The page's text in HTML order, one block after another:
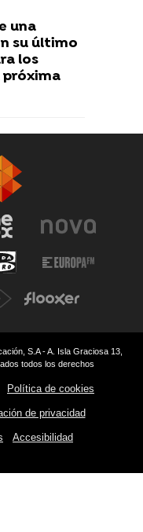
una
su último
los
próxima
S.A - A. Isla Graciosa 13,
todos los derechos
Política de cookies
de privacidad
Accesibilidad